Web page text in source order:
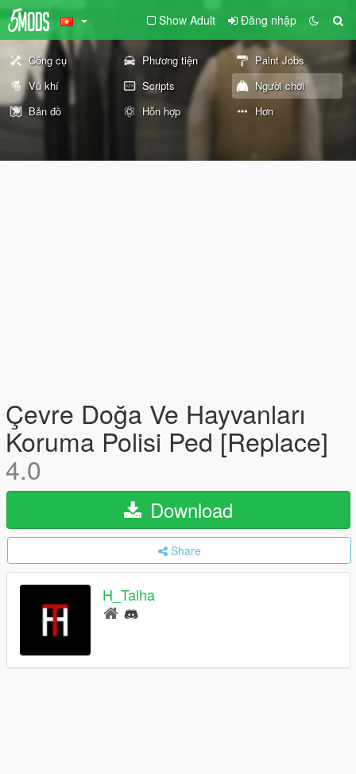
Show Adult Đăng nhập
Công cụ Phương tiện
Paint Jobs
Vũ khí
Scripts
Người chơi
Bản đồ
Hỗn hợp Hơn
Çevre Doğa Ve Hayvanları
Koruma Polisi Ped [Replace]
4.0
Download
Share
H_Talha